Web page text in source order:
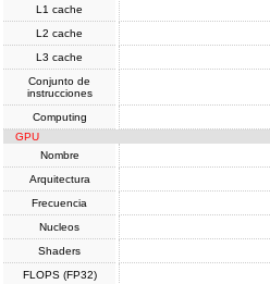
L1 cache
L2 cache
L3 cache
Conjunto de
instrucciones
Computing
GPU
Nombre
Arquitectura
Frecuencia
Nucleos
Shaders
FLOPS (FP32)